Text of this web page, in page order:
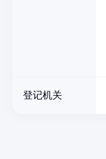
登记机关